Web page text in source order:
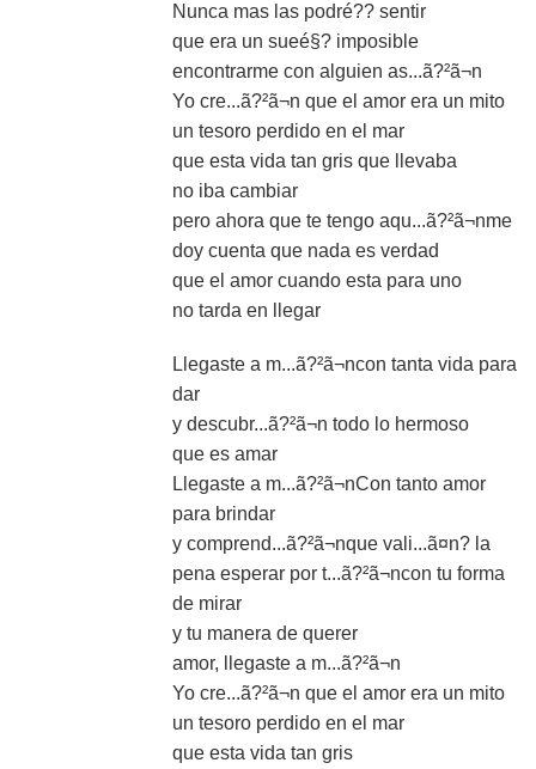
Nunca mas las podré?? sentir
que era un sueé§? imposible
encontrarme con alguien as...ã?²ã¬n
Yo cre...ã?²ã¬n que el amor era un mito
un tesoro perdido en el mar
que esta vida tan gris que llevaba
no iba cambiar
pero ahora que te tengo aqu...ã?²ã¬nme
doy cuenta que nada es verdad
que el amor cuando esta para uno
no tarda en llegar
Llegaste a m...ã?²ã¬ncon tanta vida para
dar
y descubr...ã?²ã¬n todo lo hermoso
que es amar
Llegaste a m...ã?²ã¬nCon tanto amor
para brindar
y comprend...ã?²ã¬nque vali...ã¤n? la
pena esperar por t...ã?²ã¬ncon tu forma
de mirar
y tu manera de querer
amor, llegaste a m...ã?²ã¬n
Yo cre...ã?²ã¬n que el amor era un mito
un tesoro perdido en el mar
que esta vida tan gris